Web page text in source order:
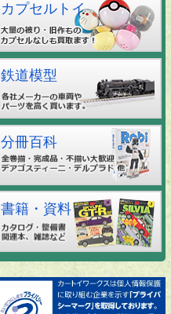
カプセルトイ
鉄道模型
分冊百科
書籍・資料